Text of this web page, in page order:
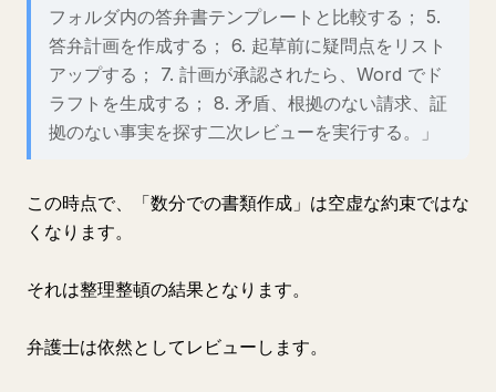
フォルダ内の答弁書テンプレートと比較する； 5.
答弁計画を作成する； 6. 起草前に疑問点をリスト
アップする； 7. 計画が承認されたら、Word でド
ラフトを生成する； 8. 矛盾、根拠のない請求、証
拠のない事実を探す二次レビューを実行する。」
この時点で、「数分での書類作成」は空虚な約束ではな
くなります。
それは整理整頓の結果となります。
弁護士は依然としてレビューします。